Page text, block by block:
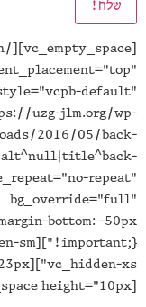
uzg-jlm.org/
2016/05/
bottom: -
sm